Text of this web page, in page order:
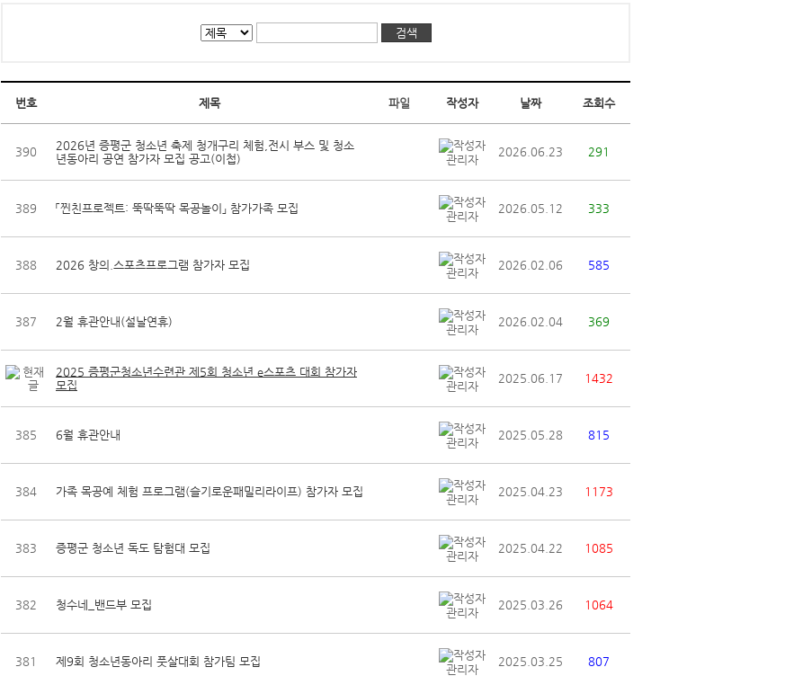
번호 제목 파일 작성자 날짜 조회수
390
2026년 증평군 청소년 축제 청개구리 체험,전시 부스 및 청소
년동아리 공연 참가자 모집 공고(이첩)
관리자
2026.06.23 291
389 「찐친프로젝트: 뚝딱뚝딱 목공놀이」 참가가족 모집
관리자
2026.05.12 333
388 2026 창의.스포츠프로그램 참가자 모집
관리자
2026.02.06 585
387 2월 휴관안내(설날연휴)
관리자
2026.02.04 369
2025 증평군청소년수련관 제5회 청소년 e스포츠 대회 참가자
모집
관리자
2025.06.17 1432
385 6월 휴관안내
관리자
2025.05.28 815
384 가족 목공예 체험 프로그램(슬기로운패밀리라이프) 참가자 모집
관리자
2025.04.23 1173
383 증평군 청소년 독도 탐험대 모집
관리자
2025.04.22 1085
382 청수네_밴드부 모집
관리자
2025.03.26 1064
381 제9회 청소년동아리 풋살대회 참가팀 모집
관리자
2025.03.25 807